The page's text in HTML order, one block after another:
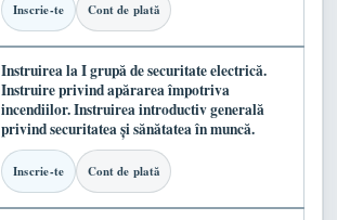
Inscrie-te Cont de plată
Instruirea la I grupă de securitate electrică.
Instruire privind apărarea împotriva
incendiilor. Instruirea introductiv generală
privind securitatea și sănătatea în muncă.
Inscrie-te Cont de plată